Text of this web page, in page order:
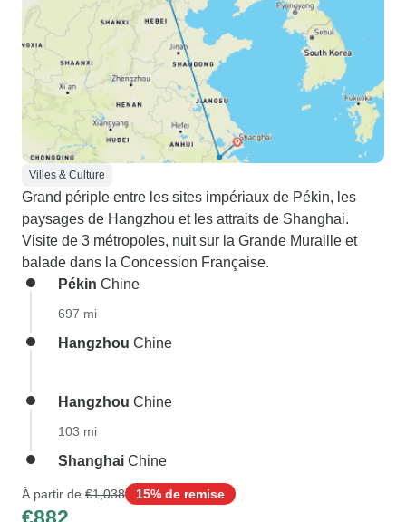
Villes & Culture
Grand périple entre les sites impériaux de Pékin, les
paysages de Hangzhou et les attraits de Shanghai.
Visite de 3 métropoles, nuit sur la Grande Muraille et
balade dans la Concession Française.
Pékin Chine
697 mi
Hangzhou Chine
Hangzhou Chine
103 mi
Shanghai Chine
À partir de €1,038 15% de remise